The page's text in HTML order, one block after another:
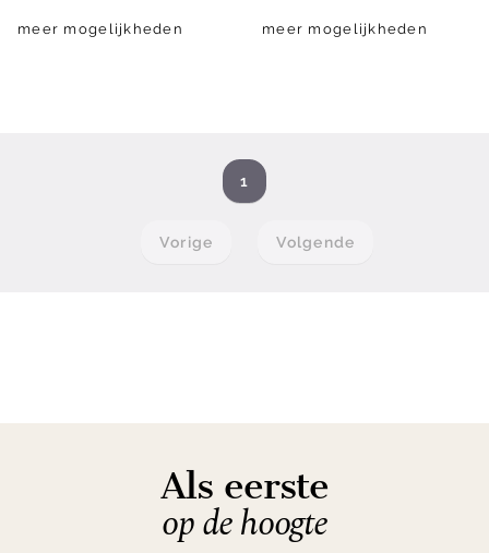
meer mogelijkheden meer mogelijkheden
Vorige
1
Volgende
Als eerste
op de hoogte